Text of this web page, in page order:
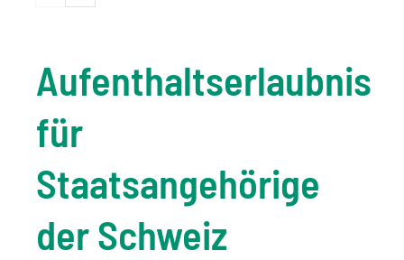
Aufenthaltserlaubnis
für
Staatsangehörige
der Schweiz